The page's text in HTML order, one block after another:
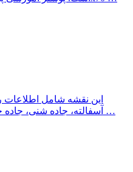
این نقشه شامل اطلاعات
آسفالته، جاده شنی، جاده خاکی، سایر جاده‌ها) با ذکر مسافت …